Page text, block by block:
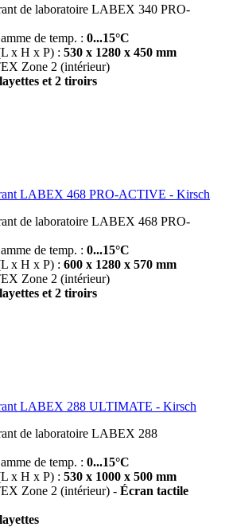
de laboratoire LABEX 340 PRO-
de temp. : 0...15°C
x H x P) : 530 x 1280 x 450 mm
Zone 2 (intérieur)
et 2 tiroirs
LABEX 468 PRO-ACTIVE - Kirsch
de laboratoire LABEX 468 PRO-
de temp. : 0...15°C
x H x P) : 600 x 1280 x 570 mm
Zone 2 (intérieur)
et 2 tiroirs
LABEX 288 ULTIMATE - Kirsch
de laboratoire LABEX 288
de temp. : 0...15°C
x H x P) : 530 x 1000 x 500 mm
Zone 2 (intérieur) - Écran tactile